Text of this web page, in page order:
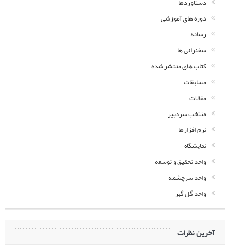
دوره های آموزشی
رسانه
سخنرانی ها
کتاب های منتشر شده
مسابقات
مقالات
منتخب سردبیر
نرم افزارها
نمایشگاه
واحد تحقیق و توسعه
واحد سرچشمه
واحد گل گهر
آخرین نظرات